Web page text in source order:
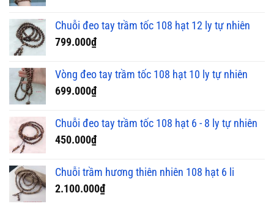
Chuỗi đeo tay trầm tốc 108 hạt 12 ly tự nhiên
799.000₫
Vòng đeo tay trầm tốc 108 hạt 10 ly tự nhiên
699.000₫
Chuỗi đeo tay trầm tốc 108 hạt 6 - 8 ly tự nhiên
450.000₫
Chuỗi trầm hương thiên nhiên 108 hạt 6 li
2.100.000₫